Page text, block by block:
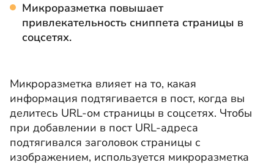
Микроразметка повышает
привлекательность сниппета страницы в
соцсетях.
Микроразметка влияет на то, какая
информация подтягивается в пост, когда вы
делитесь URL-ом страницы в соцсетях. Чтобы
при добавлении в пост URL-адреса
подтягивался заголовок страницы с
изображением, используется микроразметка